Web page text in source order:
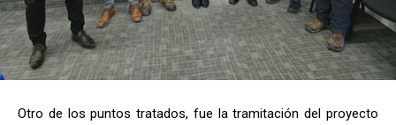
Otro de los puntos tratados, fue la tramitación del proyecto